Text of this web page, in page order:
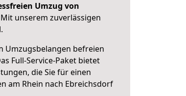
Umzug von
unserem zuverlässigen
Umzugsbelangen befreien
Full-Service-Paket bietet
die Sie für einen
am Rhein nach Ebreichsdorf